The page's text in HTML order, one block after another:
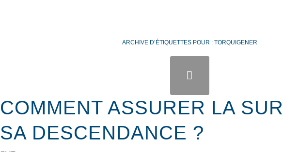
ARCHIVE D’ÉTIQUETTES POUR : TORQUIGENER
COMMENT ASSURER LA
SA DESCENDANCE ?